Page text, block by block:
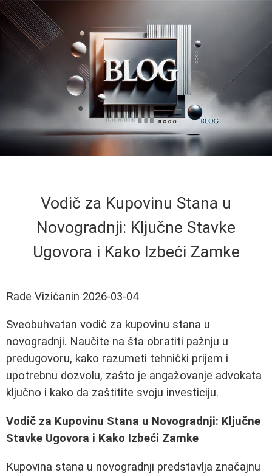
Vodič za Kupovinu Stana u
Novogradnji: Ključne Stavke
Ugovora i Kako Izbeći Zamke
Rade Vizićanin 2026-03-04
Sveobuhvatan vodič za kupovinu stana u
novogradnji. Naučite na šta obratiti pažnju u
predugovoru, kako razumeti tehnički prijem i
upotrebnu dozvolu, zašto je angažovanje advokata
ključno i kako da zaštitite svoju investiciju.
Vodič za Kupovinu Stana u Novogradnji: Ključne
Stavke Ugovora i Kako Izbeći Zamke
Kupovina stana u novogradnji predstavlja značajnu